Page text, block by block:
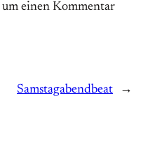
um einen Kommentar
Samstagabendbeat →